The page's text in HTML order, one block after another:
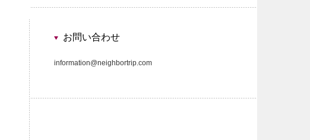
お問い合わせ
information@neighbortrip.com